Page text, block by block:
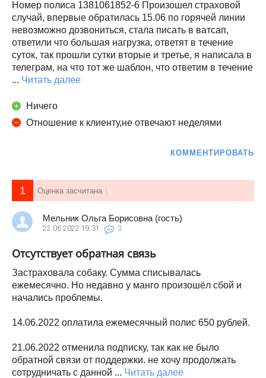
Номер полиса 1381061852-6 Произошел страховой
случай, впервые обратилась 15.06 по горячей линии
невозможно дозвониться, стала писать в ватсап,
ответили что большая нагрузка, ответят в течение
суток, так прошли сутки вторые и третье, я написала в
телеграм, на что тот же шаблон, что ответим в течение
... Читать далее
Ничего
Отношение к клиенту,не отвечают неделями
КОММЕНТИРОВАТЬ
1 Оценка засчитана
Мельник Ольга Борисовна (гость)
22.06.2022 19:31 3
Отсутствует обратная связь
Застраховала собаку. Сумма списывалась
ежемесячно. Но недавно у манго произошёл сбой и
начались проблемы.
14.06.2022 оплатила ежемесячный полис 650 рублей.
21.06.2022 отменила подписку, так как не было
обратной связи от поддержки. не хочу продолжать
сотрудничать с данной ... Читать далее